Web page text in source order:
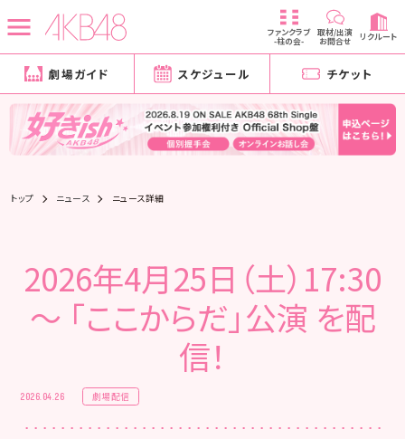
ファンクラブ
-柱の会-
取材/出演
お問合せ リクルート
劇場ガイド スケジュール チケット
トップ ニュース ニュース詳細
2026年4月25日（土）17:30
～ 「ここからだ」公演 を配
信！
2026.04.26 劇場配信